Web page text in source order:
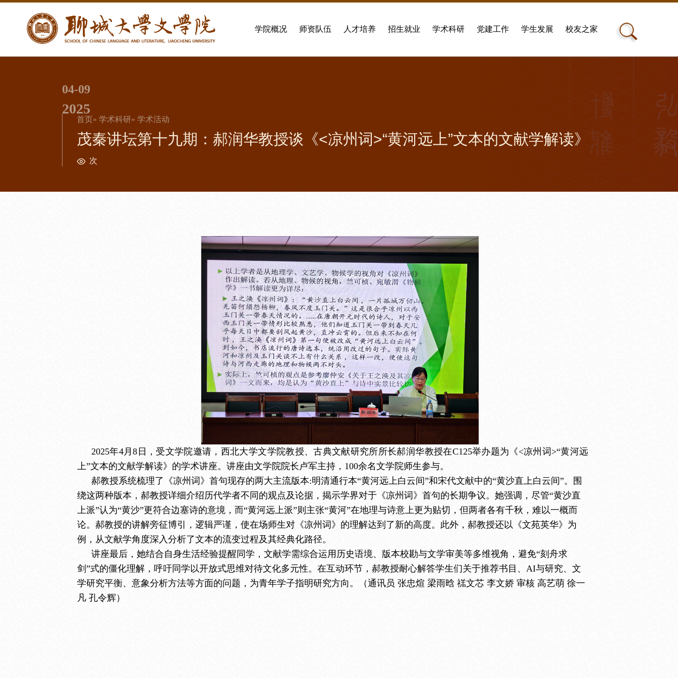
学院概况 师资队伍 人才培养 招生就业 学术科研 党建工作 学生发展 校友之家
04-09
2025
首页» 学术科研» 学术活动
茂秦讲坛第十九期：郝润华教授谈《<凉州词>“黄河远上”文本的文献学解读》
次
2025年4月8日，受文学院邀请，西北大学文学院教授、古典文献研究所所长郝润华教授在C125举办题为《<凉州词>“黄河远
上”文本的文献学解读》的学术讲座。讲座由文学院院长卢军主持，100余名文学院师生参与。
郝教授系统梳理了《凉州词》首句现存的两大主流版本:明清通行本“黄河远上白云间”和宋代文献中的“黄沙直上白云间”。围
绕这两种版本，郝教授详细介绍历代学者不同的观点及论据，揭示学界对于《凉州词》首句的长期争议。她强调，尽管“黄沙直
上派”认为“黄沙”更符合边塞诗的意境，而“黄河远上派”则主张“黄河”在地理与诗意上更为贴切，但两者各有千秋，难以一概而
论。郝教授的讲解旁征博引，逻辑严谨，使在场师生对《凉州词》的理解达到了新的高度。此外，郝教授还以《文苑英华》为
例，从文献学角度深入分析了文本的流变过程及其经典化路径。
讲座最后，她结合自身生活经验提醒同学，文献学需综合运用历史语境、版本校勘与文学审美等多维视角，避免“刻舟求
剑”式的僵化理解，呼吁同学以开放式思维对待文化多元性。在互动环节，郝教授耐心解答学生们关于推荐书目、AI与研究、文
学研究平衡、意象分析方法等方面的问题，为青年学子指明研究方向。（通讯员 张忠煊 梁雨晗 禚文芯 李文娇 审核 高艺萌 徐一
凡 孔令辉）